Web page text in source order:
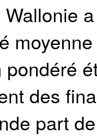
pondéré
des
part